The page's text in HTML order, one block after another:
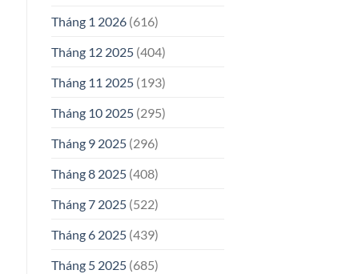
Tháng 1 2026(616)
Tháng 12 2025(404)
Tháng 11 2025(193)
Tháng 10 2025(295)
Tháng 9 2025(296)
Tháng 8 2025(408)
Tháng 7 2025(522)
Tháng 6 2025(439)
Tháng 5 2025(685)